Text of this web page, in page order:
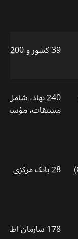
39 کشور و 200 حوزه قضایی
240 نهاد،
مشتقات، مؤسسات
28 بانک مرکزی
178 سازمان اطلاعات مالی از سراسر جهان